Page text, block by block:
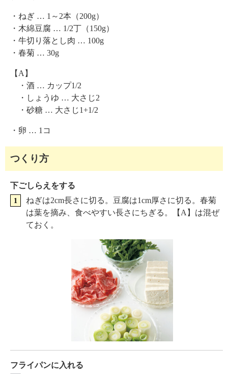
・ねぎ … 1～2本（200g）
・木綿豆腐 … 1/2丁（150g）
・牛切り落とし肉 … 100g
・春菊 … 30g
【A】
・酒 … カップ1/2
・しょうゆ … 大さじ2
・砂糖 … 大さじ1+1/2
・卵 … 1コ
つくり方
下ごしらえをする
ねぎは2cm長さに切る。豆腐は1cm厚さに切る。春菊
は葉を摘み、食べやすい長さにちぎる。【A】は混ぜ
ておく。
フライパンに入れる